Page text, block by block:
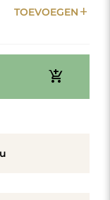
TOEVOEGEN add
add_shopping_cart